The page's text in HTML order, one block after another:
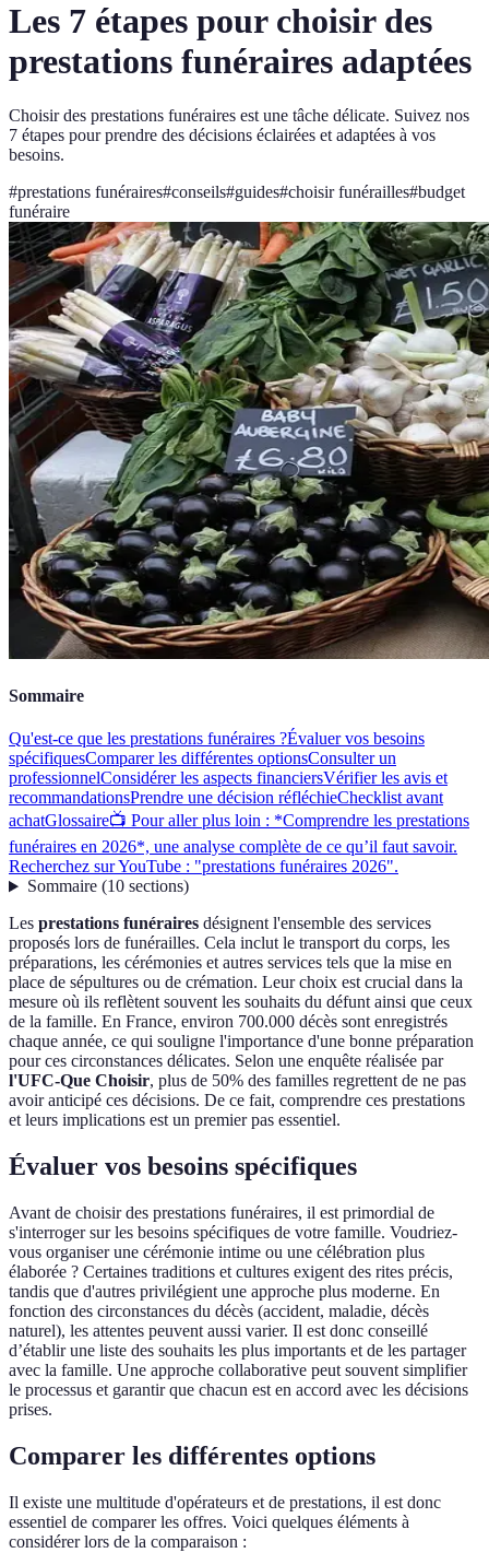
Les 7 étapes pour choisir des
prestations funéraires adaptées
Choisir des prestations funéraires est une tâche délicate. Suivez nos
7 étapes pour prendre des décisions éclairées et adaptées à vos
besoins.
#prestations funéraires#conseils#guides#choisir funérailles#budget
funéraire
Sommaire
Qu'est-ce que les prestations funéraires ?Évaluer vos besoins
spécifiquesComparer les différentes optionsConsulter un
professionnelConsidérer les aspects financiersVérifier les avis et
recommandationsPrendre une décision réfléchieChecklist avant
achatGlossaire📺 Pour aller plus loin : *Comprendre les prestations
funéraires en 2026*, une analyse complète de ce qu’il faut savoir.
Recherchez sur YouTube : "prestations funéraires 2026".
Sommaire(10 sections)
Les prestations funéraires désignent l'ensemble des services
proposés lors de funérailles. Cela inclut le transport du corps, les
préparations, les cérémonies et autres services tels que la mise en
place de sépultures ou de crémation. Leur choix est crucial dans la
mesure où ils reflètent souvent les souhaits du défunt ainsi que ceux
de la famille. En France, environ 700.000 décès sont enregistrés
chaque année, ce qui souligne l'importance d'une bonne préparation
pour ces circonstances délicates. Selon une enquête réalisée par
l'UFC-Que Choisir, plus de 50% des familles regrettent de ne pas
avoir anticipé ces décisions. De ce fait, comprendre ces prestations
et leurs implications est un premier pas essentiel.
Évaluer vos besoins spécifiques
Avant de choisir des prestations funéraires, il est primordial de
s'interroger sur les besoins spécifiques de votre famille. Voudriez-
vous organiser une cérémonie intime ou une célébration plus
élaborée ? Certaines traditions et cultures exigent des rites précis,
tandis que d'autres privilégient une approche plus moderne. En
fonction des circonstances du décès (accident, maladie, décès
naturel), les attentes peuvent aussi varier. Il est donc conseillé
d’établir une liste des souhaits les plus importants et de les partager
avec la famille. Une approche collaborative peut souvent simplifier
le processus et garantir que chacun est en accord avec les décisions
prises.
Comparer les différentes options
Il existe une multitude d'opérateurs et de prestations, il est donc
essentiel de comparer les offres. Voici quelques éléments à
considérer lors de la comparaison :